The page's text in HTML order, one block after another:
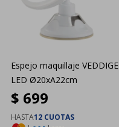
Espejo maquillaje VEDDIGE
LED Ø20xA22cm
$ 699
HASTA12 CUOTAS